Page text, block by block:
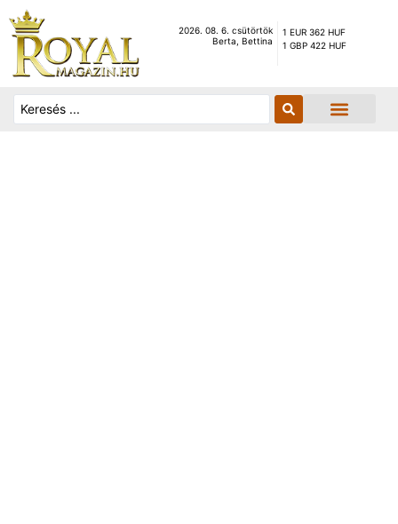
2026. 08. 6. csütörtök
Berta, Bettina
1 EUR 362 HUF
1 GBP 422 HUF